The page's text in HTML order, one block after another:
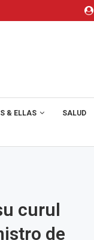
& ELLAS SALUD
curul
de